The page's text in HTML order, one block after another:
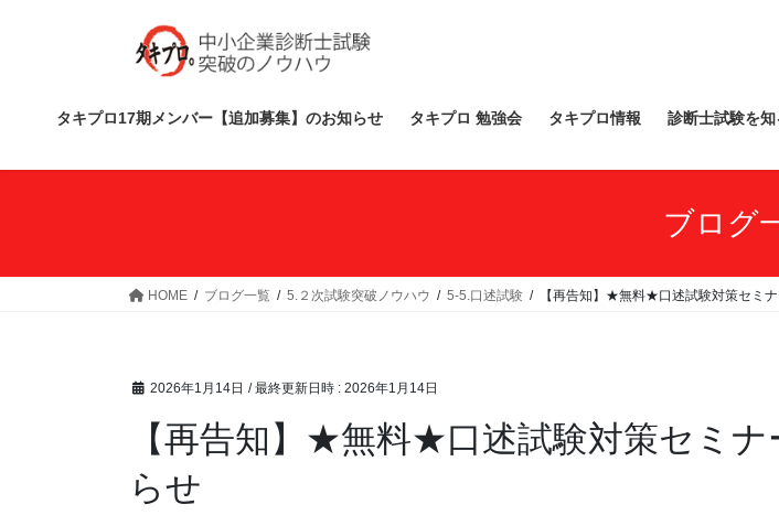
ス
ン
タキプロ17期メンバー【追加募集】のお知らせ タキプロ 勉強会 タキプロ情報 診断士試験を知
ブログ
HOME ブログ一覧 5.２次試験突破ノウハウ 5-5.口述試験 【再告知】★無料★口述試験対策セミ
2026年1月14日 / 最終更新日時 : 2026年1月14日
【再告知】★無料★口述試験対策セミナ
らせ